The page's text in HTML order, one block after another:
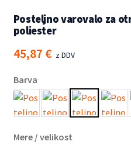
Posteljno varovalo za
poliester
45,87 € z DDV
Barva
Mere / velikost